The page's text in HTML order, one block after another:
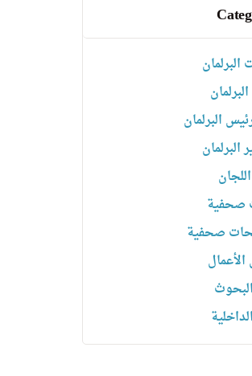
البرلمان
البرلمان
صحفیة
صحفیة